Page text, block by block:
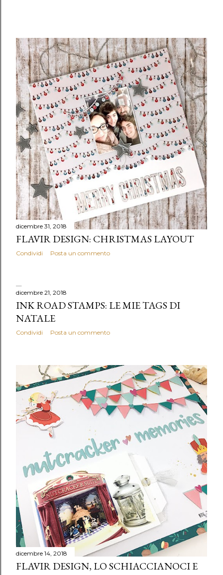
dicembre 31, 2018
FLAVIR DESIGN: CHRISTMAS LAYOUT
Condividi Posta un commento
dicembre 21, 2018
INK ROAD STAMPS: LE MIE TAGS DI
NATALE
Condividi Posta un commento
dicembre 14, 2018
FLAVIR DESIGN, LO SCHIACCIANOCI E